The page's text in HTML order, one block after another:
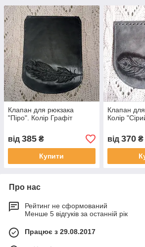
Клапан для рюкзака
"Піро". Колір Графіт
від 385 ₴
Купити
Клапан
Колір
від 370₴
Про нас
Рейтинг не сформований
Менше 5 відгуків за останній рік
Працює з 29.08.2017